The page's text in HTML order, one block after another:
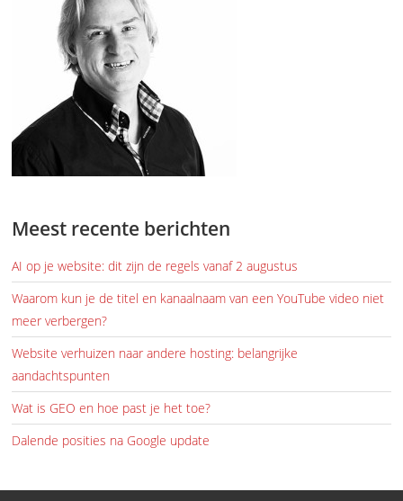
Meest recente berichten
AI op je website: dit zijn de regels vanaf 2 augustus
Waarom kun je de titel en kanaalnaam van een YouTube video niet
meer verbergen?
Website verhuizen naar andere hosting: belangrijke
aandachtspunten
Wat is GEO en hoe past je het toe?
Dalende posities na Google update